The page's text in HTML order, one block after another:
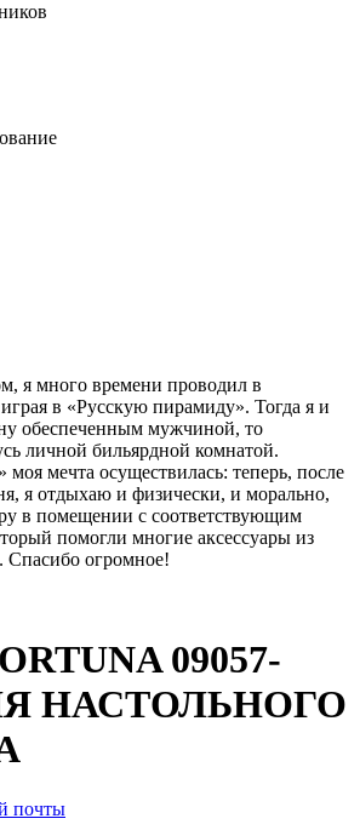
я много времени проводил в
в «Русскую пирамиду». Тогда я и
обеспеченным мужчиной, то
личной бильярдной комнатой.
моя мечта осуществилась: теперь, после
я отдыхаю и физически, и морально,
в помещении с соответствующим
помогли многие аксессуары из
Спасибо огромное!
09057-
НАСТОЛЬНОГО